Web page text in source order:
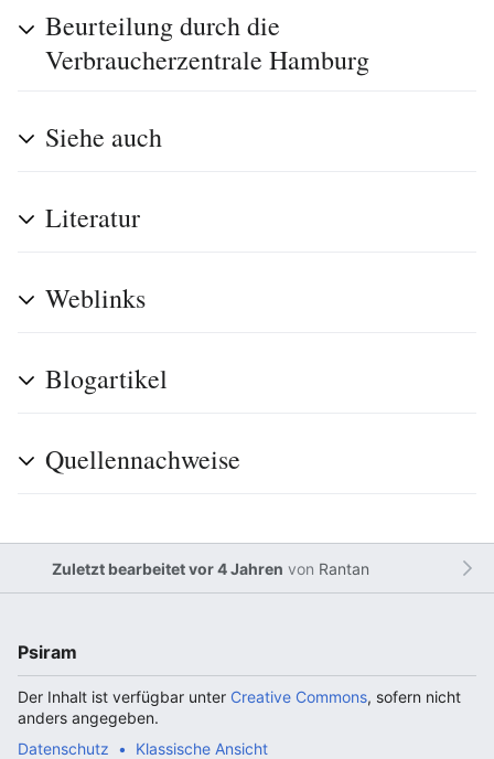
Beurteilung durch die
Verbraucherzentrale Hamburg
Siehe auch
Literatur
Weblinks
Blogartikel
Quellennachweise
Zuletzt bearbeitet vor 4 Jahren von Rantan
Psiram
Der Inhalt ist verfügbar unter Creative Commons, sofern nicht
anders angegeben.
Datenschutz
Klassische Ansicht